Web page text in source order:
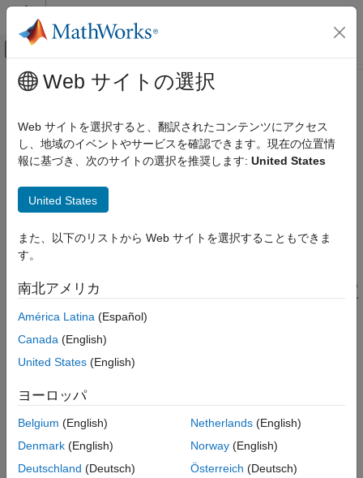
コンテンツへスキップ
オフキャンバス ナビゲーション メ
ドキュメンテーションのホーム
コード検証
Polyspace Bug Finder
Polyspace Bug Finder の結果
MISRA C++:2008 ルール
項目一覧
説明
例
チェック情報
参考
メインコンテンツ
MISRA C++:2008 Rule 6-2-1
Assignment operators shall not be used in sub-expressions.
説明
根拠
代入演算子を部分式で使用すると、予測が難しい二次的影響がも
たらされます。こうした二次的影響により、開発者の想定に反す
る結果になる可能性があります。このルールは、代入演算子 (=)
と等号演算子 (==) の混乱を回避するうえで役立ちます。部分式
部分式に代入演算子が含まれている場合は常に、Polyspace®は
この欠陥を報告します。
トラブルシューティング
Web サイトの選択
Web サイトを選択すると、翻訳されたコンテンツにアクセス
し、地域のイベントやサービスを確認できます。現在の位置情
報に基づき、次のサイトの選択を推奨します: United States
United States
また、以下のリストから Web サイトを選択することもできま
す。
南北アメリカ
América Latina (Español)
Canada (English)
United States (English)
ヨーロッパ
Belgium (English)
Denmark (English)
Deutschland (Deutsch)
Netherlands(English)
Norway(English)
Österreich (Deutsch)